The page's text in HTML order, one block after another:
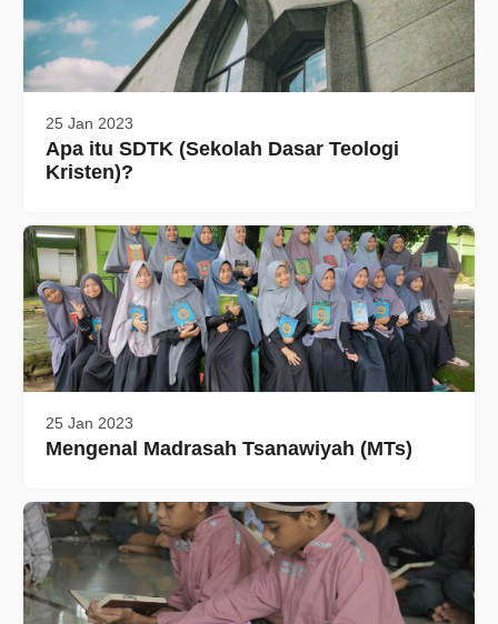
25 Jan 2023
Apa itu SDTK (Sekolah Dasar Teologi
Kristen)?
25 Jan 2023
Mengenal Madrasah Tsanawiyah (MTs)